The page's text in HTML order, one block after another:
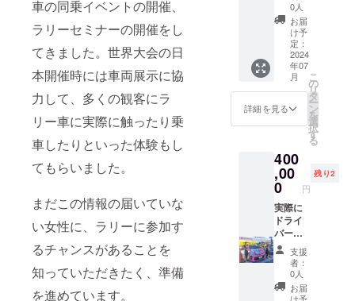
車の同乗イベントの開催、
ラリーセミナーの開催をし
てきました。世界大会の日
本開催時には車両展示に協
力して、多くの観客にラ
リー車に実際に触ったり乗
車したりといった体験もし
てもらいました。
まだこの情報の届いていな
い女性に、ラリーに参加す
るチャンスがあることを
知っていただきたく、準備
を進めています。
して参
戦して
いただ
きます
ベテラ
ンドラ
イバー
が同乗
してサ
ポート
します
許AT限
定不可
「有効
期限
2024年
12月(要
相談)」
日時の
調整は
プロ
ジェク
ト終了
0人
お届
け予
定：
2024
年07
月
詳細を見る
こ
の
リ
タ
ー
ン
を
選
択
す
る
400
,00
0 円
残り2
実際に
ドライ
バーと
してラ
リーに
参戦し
ていた
だきま
支援
者：
0人
お届
け予